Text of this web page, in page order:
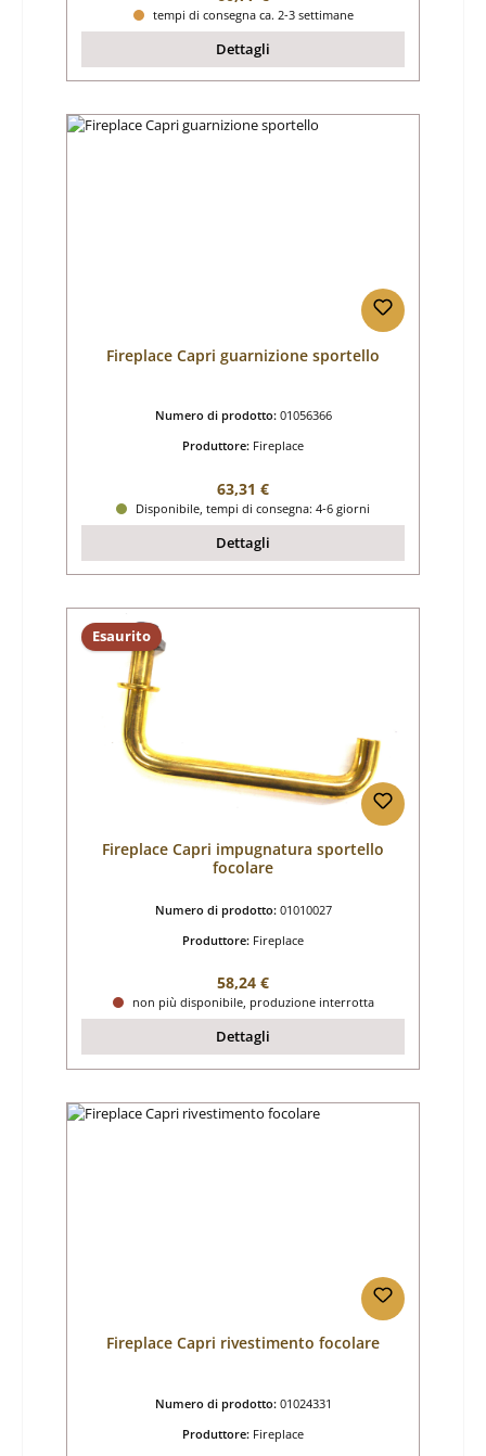
tempi di consegna ca. 2-3 settimane
Dettagli
Fireplace Capri guarnizione sportello
Numero di prodotto: 01056366
Produttore: Fireplace
Prezzo normale:
63,31 €
Disponibile, tempi di consegna: 4-6 giorni
Dettagli
Esaurito
Fireplace Capri impugnatura sportello
focolare
Numero di prodotto: 01010027
Produttore: Fireplace
Prezzo normale:
58,24 €
non più disponibile, produzione interrotta
Dettagli
Fireplace Capri rivestimento focolare
Numero di prodotto: 01024331
Produttore: Fireplace